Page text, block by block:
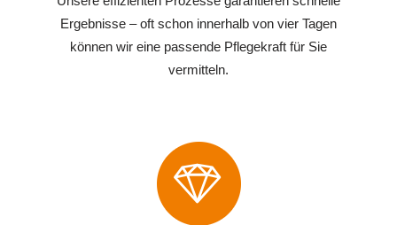
Ergebnisse – oft schon innerhalb von vier Tagen
können wir eine passende Pflegekraft für Sie
vermitteln.